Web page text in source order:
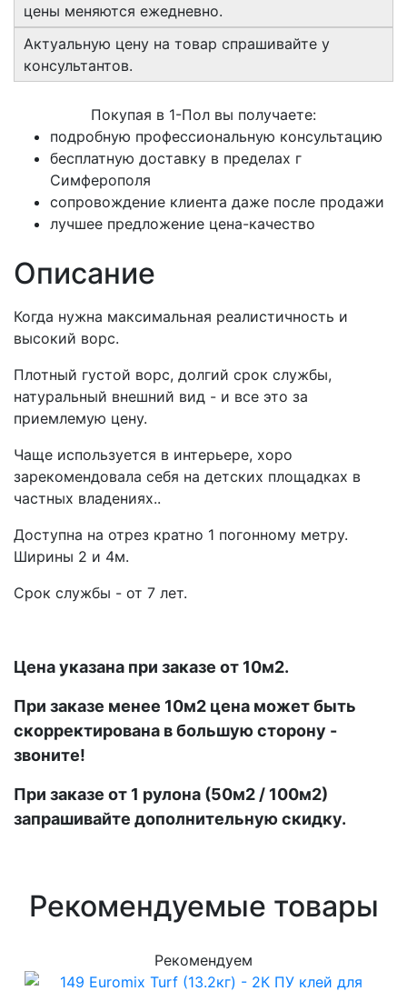
цены меняются ежедневно.
Актуальную цену на товар спрашивайте у
консультантов.
Покупая в 1-Пол вы получаете:
подробную профессиональную консультацию
бесплатную доставку в пределах г
Симферополя
сопровождение клиента даже после продажи
лучшее предложение цена-качество
Описание
Когда нужна максимальная реалистичность и
высокий ворс.
Плотный густой ворс, долгий срок службы,
натуральный внешний вид - и все это за
приемлемую цену.
Чаще используется в интерьере, хоро
зарекомендовала себя на детских площадках в
частных владениях..
Доступна на отрез кратно 1 погонному метру.
Ширины 2 и 4м.
Срок службы - от 7 лет.
Цена указана при заказе от 10м2.
При заказе менее 10м2 цена может быть
скорректирована в большую сторону -
звоните!
При заказе от 1 рулона (50м2 / 100м2)
запрашивайте дополнительную скидку.
Рекомендуемые товары
Рекомендуем